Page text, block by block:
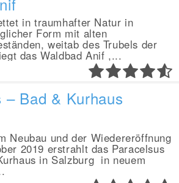
in traumhafter Natur in
Form mit alten
weitab des Trubels der
das Waldbad Anif ,...
– Bad & Kurhaus
Neubau und der Wiedereröffnung
2019 erstrahlt das Paracelsus
in Salzburg in neuem